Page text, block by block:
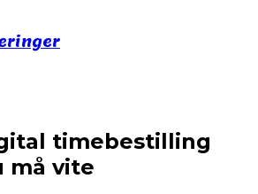
timebestilling
må vite